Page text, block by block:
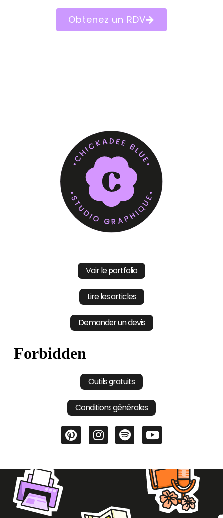
Obtenez un RDV
Voir le portfolio
Lire les articles
Demander un devis
Outils gratuits
Conditions générales